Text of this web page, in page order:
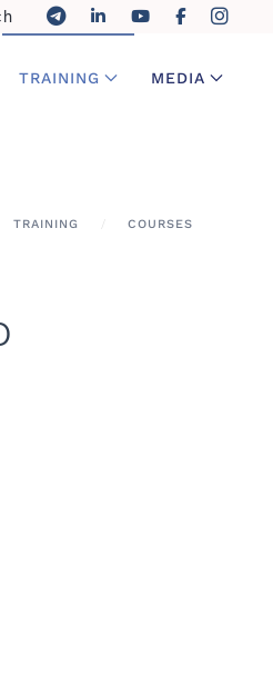
TRAINING MEDIA
TRAINING COURSES